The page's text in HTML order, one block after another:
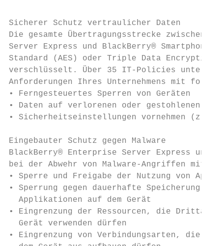
Sicherer Schutz vertraulicher Daten
Die gesamte Übertragungsstrecke zwischen
Server Express und BlackBerry®
Standard (AES) oder Triple Data Encryption
verschlüsselt. Über 35 IT-Policies
Anforderungen Ihres Unternehmens mit
• Ferngesteuertes Sperren von Geräten
• Daten auf verlorenen oder gestohlenen
• Sicherheitseinstellungen vornehmen (z.
Eingebauter Schutz gegen Malware
BlackBerry® Enterprise Server Express
bei der Abwehr von Malware-Angriffen mit
• Sperre und Freigabe der Nutzung von
• Sperrung gegen dauerhafte Speicherung
  Applikationen auf dem Gerät
• Eingrenzung der Ressourcen, die
  Gerät verwenden dürfen
• Eingrenzung von Verbindungsarten, die